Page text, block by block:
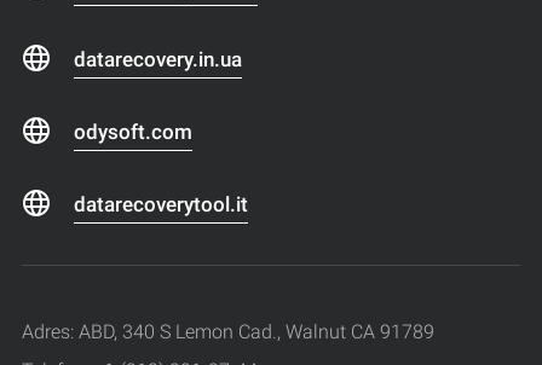
datarecovery.in.ua
odysoft.com
datarecoverytool.it
Adres: ABD, 340 S Lemon Cad., Walnut CA 91789